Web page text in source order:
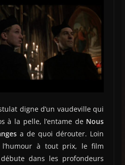
digne d’un vaudeville qui
à la pelle, l’entame de Nous
a de quoi dérouter. Loin
à tout prix, le film
dans les profondeurs